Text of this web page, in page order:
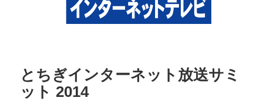
とちぎインターネット放送サミ
ット 2014